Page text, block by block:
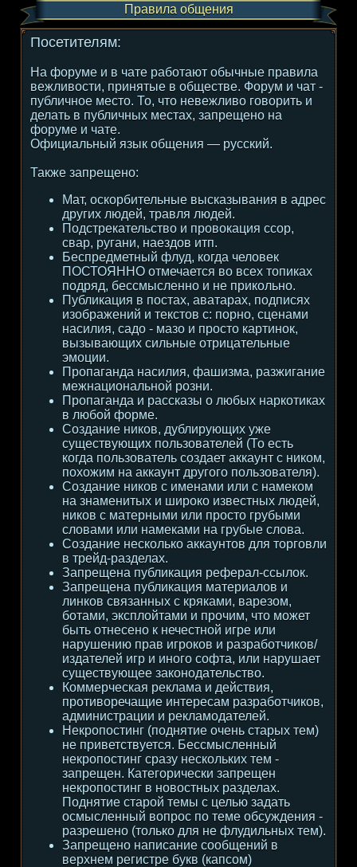
Правила общения
Посетителям:
На форуме и в чате работают обычные правила
вежливости, принятые в обществе. Форум и чат -
публичное место. То, что невежливо говорить и
делать в публичных местах, запрещено на
форуме и чате.
Официальный язык общения — русский.
Также запрещено:
Мат, оскорбительные высказывания в адрес
других людей, травля людей.
Подстрекательство и провокация ссор,
свар, ругани, наездов итп.
Беспредметный флуд, когда человек
ПОСТОЯННО отмечается во всех топиках
подряд, бессмысленно и не прикольно.
Публикация в постах, аватарах, подписях
изображений и текстов с: порно, сценами
насилия, садо - мазо и просто картинок,
вызывающих сильные отрицательные
эмоции.
Пропаганда насилия, фашизма, разжигание
межнациональной розни.
Пропаганда и рассказы о любых наркотиках
в любой форме.
Создание ников, дублирующих уже
существующих пользователей (То есть
когда пользователь создает аккаунт с ником,
похожим на аккаунт другого пользователя).
Создание ников с именами или с намеком
на знаменитых и широко известных людей,
ников с матерными или просто грубыми
словами или намеками на грубые слова.
Создание несколько аккаунтов для торговли
в трейд-разделах.
Запрещена публикация реферал-ссылок.
Запрещена публикация материалов и
линков связанных с кряками, варезом,
ботами, эксплойтами и прочим, что может
быть отнесено к нечестной игре или
нарушению прав игроков и разработчиков/
издателей игр и иного софта, или нарушает
существующее законодательство.
Коммерческая реклама и действия,
противоречащие интересам разработчиков,
администрации и рекламодателей.
Некропостинг (поднятие очень старых тем)
не приветствуется. Бессмысленный
некропостинг сразу нескольких тем -
запрещен. Категорически запрещен
некропостинг в новостных разделах.
Поднятие старой темы с целью задать
осмысленный вопрос по теме обсуждения -
разрешено (только для не флудильных тем).
Запрещено написание сообщений в
верхнем регистре букв (капсом)